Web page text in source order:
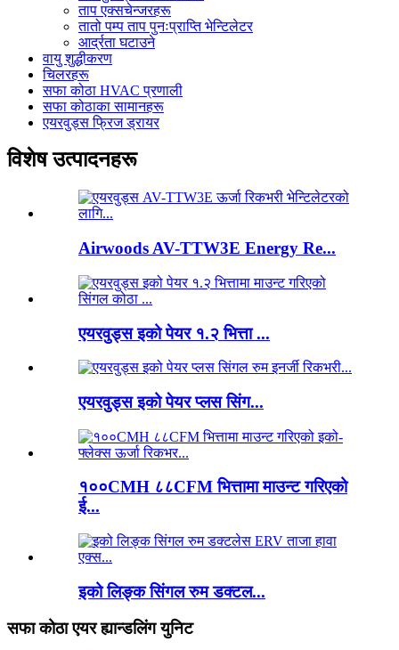
ताप एक्सचेन्जरहरू
तातो पम्प ताप पुनःप्राप्ति भेन्टिलेटर
आर्द्रता घटाउने
वायु शुद्धीकरण
चिलरहरू
सफा कोठा HVAC प्रणाली
सफा कोठाका सामानहरू
एयरवुड्स फ्रिज ड्रायर
विशेष उत्पादनहरू
Airwoods AV-TTW3E Energy Re...
एयरवुड्स इको पेयर १.२ भित्ता ...
एयरवुड्स इको पेयर प्लस सिंग...
१००CMH ८८CFM भित्तामा माउन्ट गरिएको
ई...
इको लिङ्क सिंगल रुम डक्टल...
सफा कोठा एयर ह्यान्डलिंग युनिट